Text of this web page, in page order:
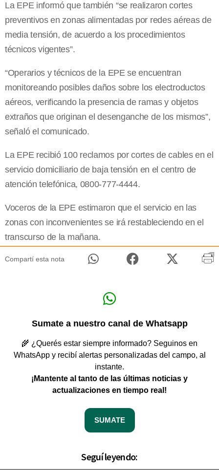
La EPE informó que también “se realizaron cortes
preventivos en zonas alimentadas por redes aéreas de
media tensión, de acuerdo a los procedimientos
técnicos vigentes”.
“Operarios y técnicos de la EPE se encuentran
monitoreando posibles daños sobre los electroductos
aéreos, verificando la presencia de ramas y objetos
extraños que originan el desenganche de los mismos”,
señaló el comunicado.
La EPE recibió 100 reclamos por cortes de cables en el
servicio domiciliario de baja tensión en el centro de
atención telefónica, 0800-777-4444.
Voceros de la EPE estimaron que el servicio en las
zonas con inconvenientes se irá restableciendo en el
transcurso de la mañana.
Compartí esta nota
Sumate a nuestro canal de Whatsapp
🌾 ¿Querés estar siempre informado? Seguinos en
WhatsApp y recibí alertas personalizadas del campo, al
instante.
¡Mantente al tanto de las últimas noticias y
actualizaciones en tiempo real!
SUMATE
Seguí leyendo: